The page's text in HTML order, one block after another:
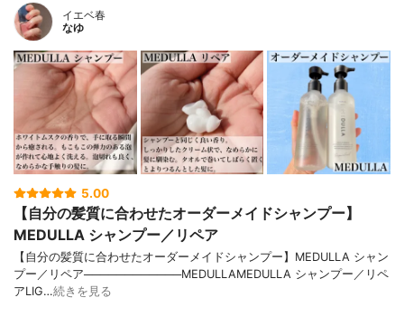
イエベ春
なゆ
5.00
【自分の髪質に合わせたオーダーメイドシャンプー】
MEDULLA シャンプー／リペア
【自分の髪質に合わせたオーダーメイドシャンプー】MEDULLA シャン
プー／リペア────────────MEDULLAMEDULLA シャンプー／リペ
アLIG…続きを見る